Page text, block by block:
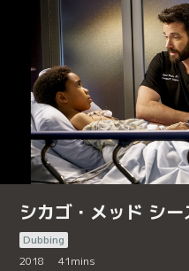
シカゴ・メッド シ
Dubbing
2018
41mins